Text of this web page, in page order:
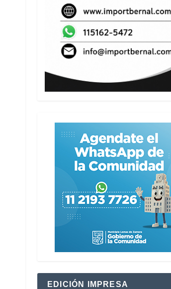
EDICIÓN IMPRESA